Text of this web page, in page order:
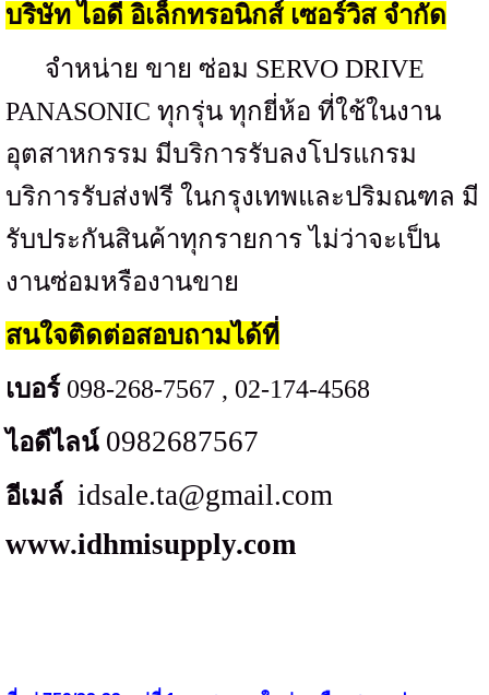
บริษัท ไอดี อิเล็กทรอนิกส์ เซอร์วิส จำกัด
จำหน่าย ขาย ซ่อม SERVO DRIVE
PANASONIC ทุกรุ่น ทุกยี่ห้อ ที่ใช้ในงาน
อุตสาหกรรม มีบริการรับลงโปรแกรม
บริการรับส่งฟรี ในกรุงเทพและปริมณฑล มี
รับประกันสินค้าทุกรายการ ไม่ว่าจะเป็น
งานซ่อมหรืองานขาย
สนใจติดต่อสอบถามได้ที่
เบอร์ 098-268-7567 , 02-174-4568
ไอดีไลน์ 0982687567
อีเมล์ idsale.ta@gmail.com
www.idhmisupply.com